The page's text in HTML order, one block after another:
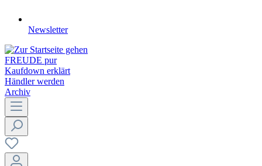
Newsletter
FREUDE pur
Kaufdown erklärt
Händler werden
Archiv